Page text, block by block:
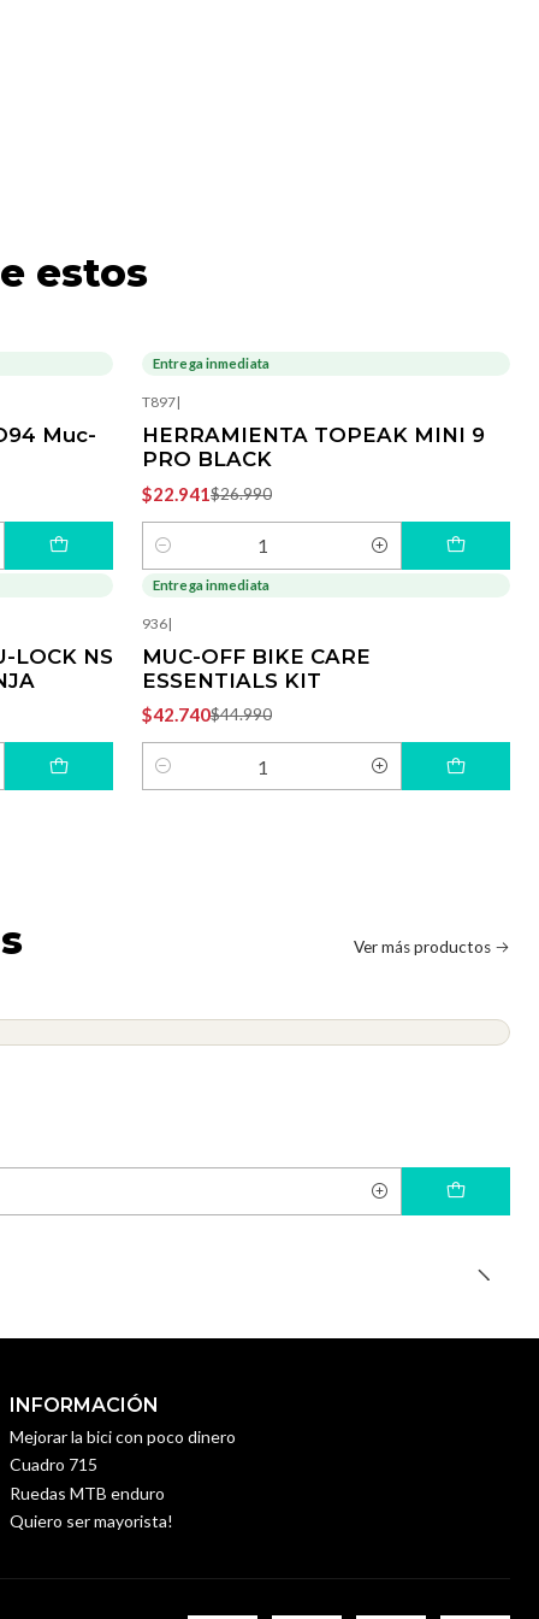
estos
Muc-
-15%
Entrega inmediata
T897|
HERRAMIENTA TOPEAK MINI 9
PRO BLACK
$22.941$26.990
Cantidad
LOCK NS
-5%OFF
Entrega inmediata
936|
MUC-OFF BIKE CARE
ESSENTIALS KIT
$42.740$44.990
Cantidad
Ver más productos
INFORMACIÓN
Mejorar la bici con poco dinero
Cuadro 715
Ruedas MTB enduro
Quiero ser mayorista!